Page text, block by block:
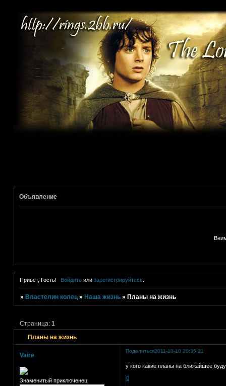
Объявление
Привет, Гость! Войдите илизарегистрируйтесь
» Властелин колец » Наша жизнь » Планы на жизнь
Планы на жизнь
Страница: 1
Поделиться2011-10-10 20:35:21
Vaire
Знаменитый приключенец
у кого какие планы на ближайшее
0